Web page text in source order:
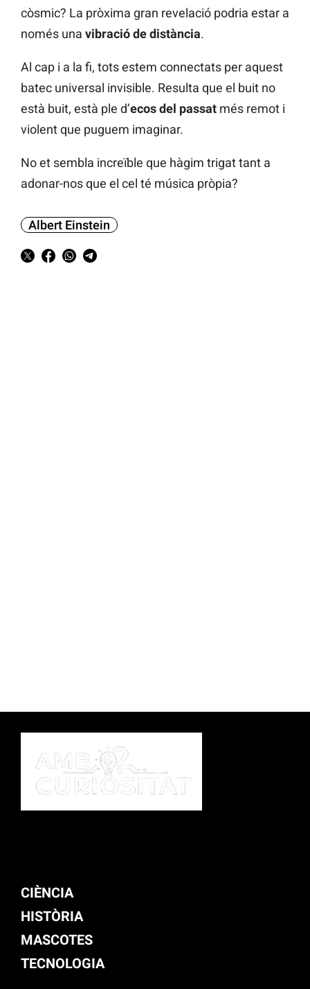
còsmic? La pròxima gran revelació podria estar a
només una vibració de distància.
Al cap i a la fi, tots estem connectats per aquest
batec universal invisible. Resulta que el buit no
està buit, està ple d’ecos del passat més remot i
violent que puguem imaginar.
No et sembla increïble que hàgim trigat tant a
adonar-nos que el cel té música pròpia?
Albert Einstein
CIÈNCIA
HISTÒRIA
MASCOTES
TECNOLOGIA